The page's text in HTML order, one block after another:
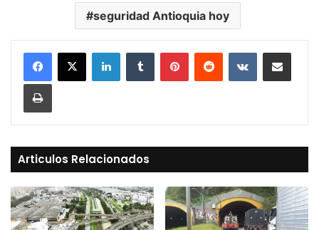
seguridad Antioquia hoy
LinkedInTumblr PinterestReddit VKontakteCompartir vía Mail
Print
Articulos Relacionados